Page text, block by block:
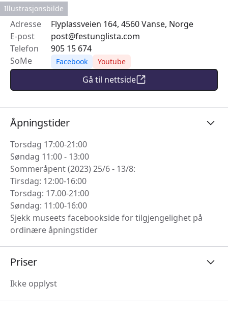
Illustrasjonsbilde
Adresse
Flyplassveien 164, 4560 Vanse, Norge
E-post
post@festunglista.com
Telefon
905 15 674
SoMe
Facebook Youtube
Gå til nettside
Åpningstider
Torsdag 17:00-21:00
Søndag 11:00 - 13:00
Sommeråpent (2023) 25/6 - 13/8:
Tirsdag: 12:00-16:00
Torsdag: 17.00-21:00
Søndag: 11:00-16:00
Sjekk museets facebookside for tilgjengelighet på
ordinære åpningstider
Priser
Ikke opplyst